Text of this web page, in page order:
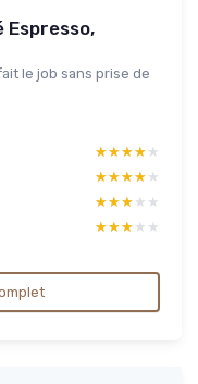
Espresso,
le job sans prise de
★★★★★
★★★★★
★★★★★
★★★★★
★★★★★
★★★★★
★★★★★
★★★★★